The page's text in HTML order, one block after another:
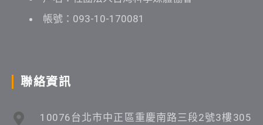
帳號：093-10-170081
聯絡資訊
10076台北市中正區重慶南路三段2號3樓305